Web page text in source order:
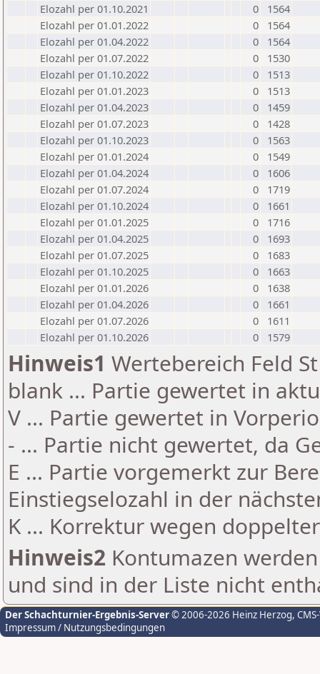
Elozahl per 01.10.2021
0
1564
Elozahl per 01.01.2022
0
1564
Elozahl per 01.04.2022
0
1564
Elozahl per 01.07.2022
0
1530
Elozahl per 01.10.2022
0
1513
Elozahl per 01.01.2023
0
1513
Elozahl per 01.04.2023
0
1459
Elozahl per 01.07.2023
0
1428
Elozahl per 01.10.2023
0
1563
Elozahl per 01.01.2024
0
1549
Elozahl per 01.04.2024
0
1606
Elozahl per 01.07.2024
0
1719
Elozahl per 01.10.2024
0
1661
Elozahl per 01.01.2025
0
1716
Elozahl per 01.04.2025
0
1693
Elozahl per 01.07.2025
0
1683
Elozahl per 01.10.2025
0
1663
Elozahl per 01.01.2026
0
1638
Elozahl per 01.04.2026
0
1661
Elozahl per 01.07.2026
0
1611
Elozahl per 01.10.2026
0 1579
Hinweis1 Wertebereich Feld
blank ... Partie gewertet in
V ... Partie gewertet in
- ... Partie nicht gewertet, da
E ... Partie vorgemerkt zur
Einstiegselozahl in der
K ... Korrektur wegen
Hinweis2 Kontumazen
und sind in der Liste nicht
Der Schachturnier-Ergebnis-Server© 2006-2026 Heinz Herzog,
Impressum / Nutzungsbedingungen